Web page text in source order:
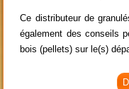
Ce distributeur de
également des conseils
bois (pellets) sur le(s)